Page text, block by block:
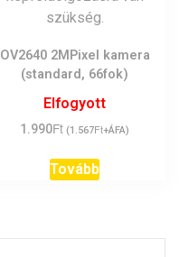
OV2640 2MPixel kamera
(standard, 66fok)
Elfogyott
1.990Ft (1.567Ft+ÁFA)
Tovább